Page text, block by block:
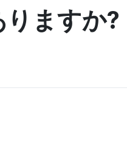
創作型
ビジネス向け
ますか?